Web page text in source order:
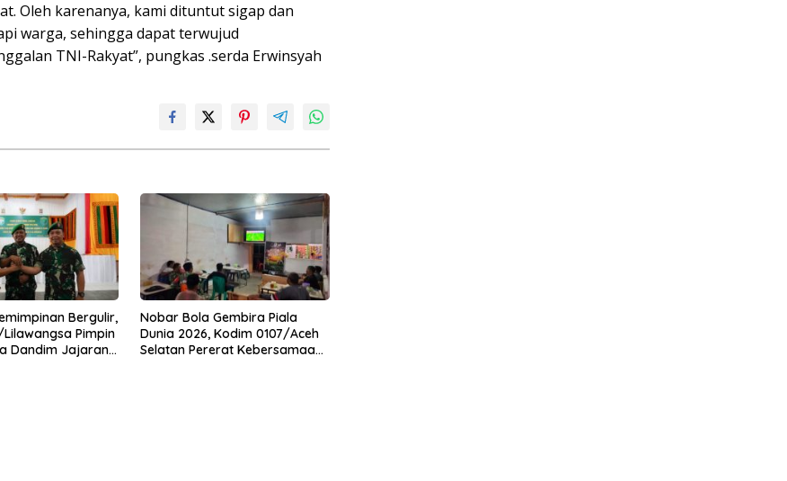
Oleh karenanya, kami dituntut sigap dan
warga, sehingga dapat terwujud
TNI-Rakyat”, pungkas .serda Erwinsyah
Bergulir,
Lilawangsa Pimpin
Dandim Jajaran
Nobar Bola Gembira Piala
Dunia 2026, Kodim 0107/Aceh
Selatan Pererat Kebersamaan